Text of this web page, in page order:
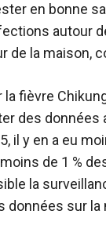
en bonne
autour
de la maison,
fièvre
des données
il y en a eu
de 1 %
la
données sur la